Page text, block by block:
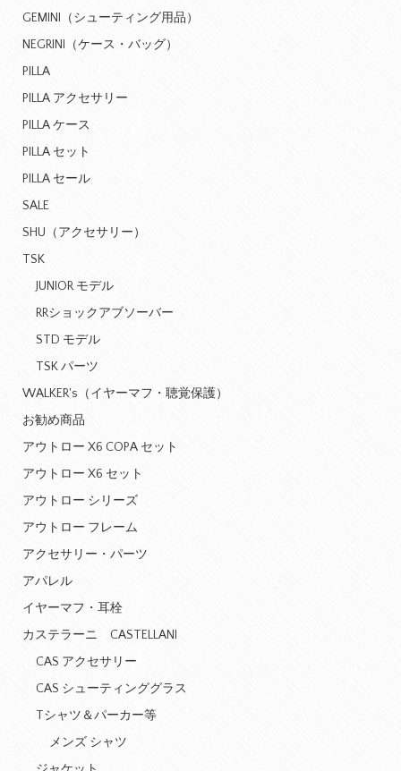
GEMINI（シューティング用品）
NEGRINI（ケース・バッグ）
PILLA
PILLA アクセサリー
PILLA ケース
PILLA セット
PILLA セール
SALE
SHU（アクセサリー）
TSK
JUNIOR モデル
RRショックアブソーバー
STD モデル
TSK パーツ
WALKER's（イヤーマフ・聴覚保護）
お勧め商品
アウトロー X6 COPA セット
アウトロー X6 セット
アウトロー シリーズ
アウトロー フレーム
アクセサリー・パーツ
アパレル
イヤーマフ・耳栓
カステラーニ CASTELLANI
CAS アクセサリー
CAS シューティンググラス
Tシャツ＆パーカー等
メンズ シャツ